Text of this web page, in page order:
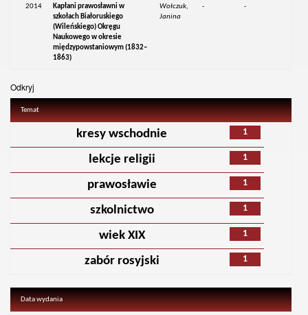
2014
Kapłani prawosławni w
szkołach Białoruskiego
(Wileńskiego) Okręgu
Naukowego w okresie
międzypowstaniowym (1832–
1863)
Wołczuk,
Janina
- -
Odkryj
Temat
1
kresy wschodnie
1
lekcje religii
1
prawosławie
1
szkolnictwo
1
wiek XIX
1
zabór rosyjski
Data wydania